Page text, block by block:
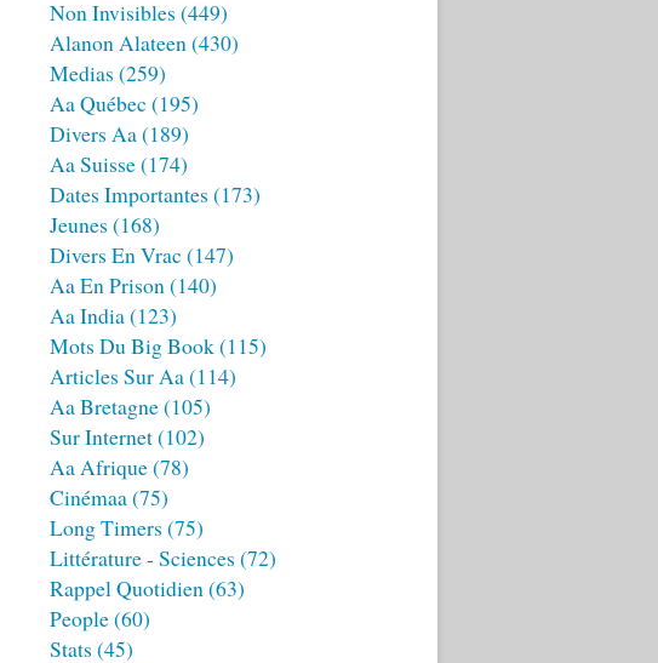
Non Invisibles (449)
Alanon Alateen(430)
Medias (259)
Aa Québec (195)
Divers Aa(189)
Aa Suisse(174)
Dates Importantes (173)
Jeunes (168)
Divers En Vrac (147)
Aa En Prison(140)
Aa India(123)
Mots Du Big Book(115)
Articles Sur Aa(114)
Aa Bretagne(105)
Sur Internet(102)
Aa Afrique(78)
Cinémaa(75)
Long Timers (75)
Littérature - Sciences (72)
Rappel Quotidien(63)
People(60)
Stats (45)